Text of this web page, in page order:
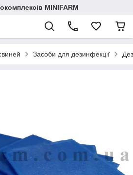
MINIFARM
Засоби для дезинфекції